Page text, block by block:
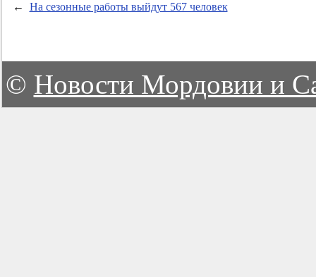
← На сезонные работы выйдут 567 человек
© Новости Мордовии и